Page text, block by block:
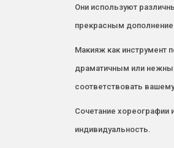
Они используют
прекрасным
Макияж как инструмент
драматичным или
соответствовать
Сочетание хореографии
индивидуальность.